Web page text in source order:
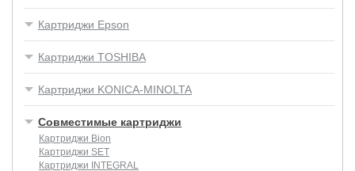
Картриджи Epson
Картриджи TOSHIBA
Картриджи KONICA-MINOLTA
Совместимые картриджи
Картриджи Bion
Картриджи SET
Картриджи INTEGRAL